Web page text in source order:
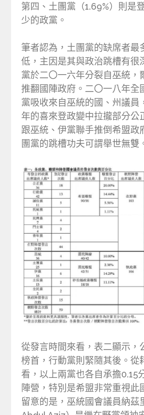
第四、土團黨（1.69%）則是
少的政黨。
筆者認為，土團黨的缺席者最
低，主因是其與政治跳槽有很
黨於二〇一六年分裂自巫統，
推翻國陣政府。二〇一八年全
黨吸收來自巫統的國、州議員
年的喜來登政變中拉攏部分公
跟巫統、伊黨聯手推倒希盟政
團黨的跳槽功夫可謂舉世無雙
從發言時間來看，表二顯示，
榜首，行動黨則緊隨其後。從
看，以上兩黨也各自承擔0.15
陣營，特別是希盟非常重視此
留意的是，巫統國會議員納茲